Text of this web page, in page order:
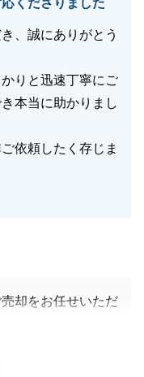
くださりました
、誠にありがとう
りと迅速丁寧にご
本当に助かりまし
依頼したく存じま
却をお任せいただ